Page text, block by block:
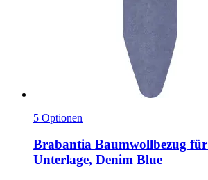
5 Optionen
Brabantia Baumwollbezug
Unterlage, Denim Blue